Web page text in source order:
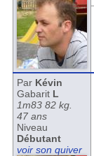
Par Kévin
Gabarit L
1m83 82 kg.
47 ans
Niveau
Débutant
voir son quiver